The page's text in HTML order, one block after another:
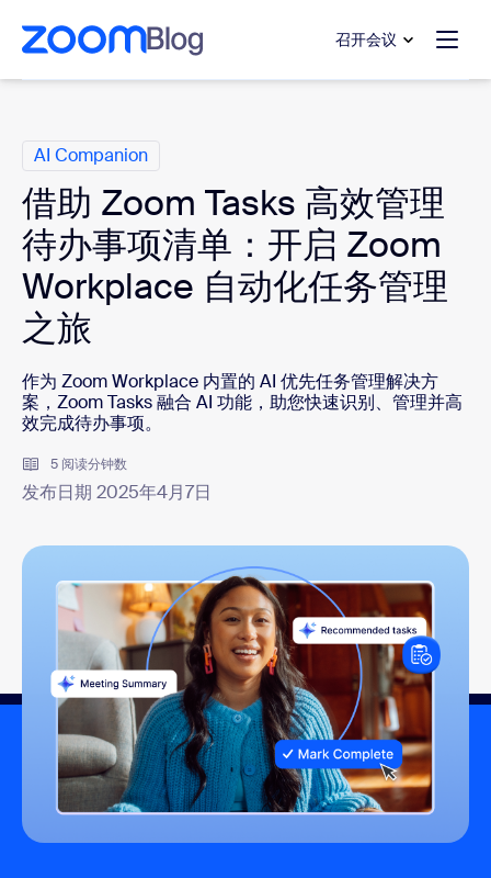
至主要内容
至帮助聊天
召开会议
AI Companion
借助 Zoom Tasks 高效管理
待办事项清单：开启 Zoom
Workplace 自动化任务管理
之旅
作为 Zoom Workplace 内置的 AI 优先任务管理解决方
案，Zoom Tasks 融合 AI 功能，助您快速识别、管理并高
效完成待办事项。
5 阅读分钟数
发布日期 2025年4月7日